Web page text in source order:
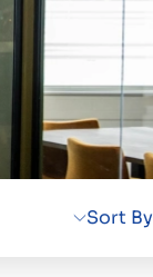
Sort By